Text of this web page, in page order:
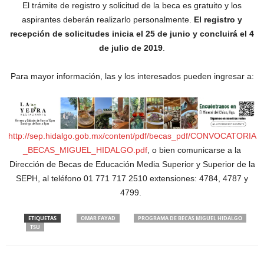
El trámite de registro y solicitud de la beca es gratuito y los
aspirantes deberán realizarlo personalmente. El registro y
recepción de solicitudes inicia el 25 de junio y concluirá el 4
de julio de 2019
Para mayor información, las y los interesados pueden ingresar a:
http://sep.hidalgo.gob.mx/content/pdf/becas_pdf/CONVOCATORIA
_BECAS_MIGUEL_HIDALGO.pdf , o bien comunicarse a la
Dirección de Becas de Educación Media Superior y Superior de la
SEPH, al teléfono 01 771 717 2510 extensiones: 4784, 4787 y
4799.
ETIQUETAS OMAR FAYAD
PROGRAMA DE BECAS MIGUEL HIDALGO
TSU